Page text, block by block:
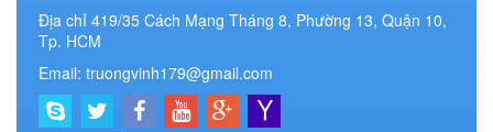
Địa chỉ 419/35 Cách Mạng Tháng 8, Phường 13, Quận 10,
Tp. HCM
Email: truongvinh179@gmail.com